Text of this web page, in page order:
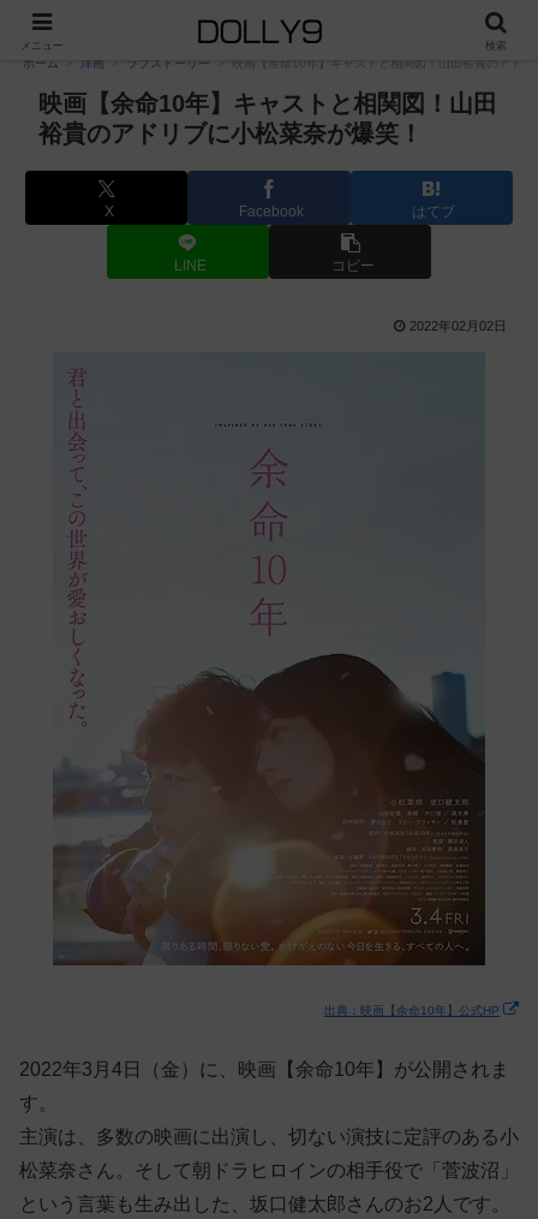
PR
ホーム 洋画 ラブストーリー 映画【余命10年】キャストと相関図！山田裕貴のアド
映画【余命10年】キャストと相関図！山田
裕貴のアドリブに小松菜奈が爆笑！
X Facebook はてブ
LINE コピー
2022年02月02日
出典：映画【余命10年】公式HP
2022年3月4日（金）に、映画【余命10年】が公開されま
す。
主演は、多数の映画に出演し、切ない演技に定評のある小
松菜奈さん。そして朝ドラヒロインの相手役で「菅波沼」
という言葉も生み出した、坂口健太郎さんのお2人です。
メニュー 検索